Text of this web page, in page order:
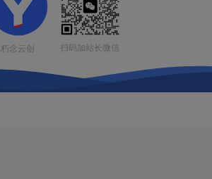
朽念云创 扫码加站长微信